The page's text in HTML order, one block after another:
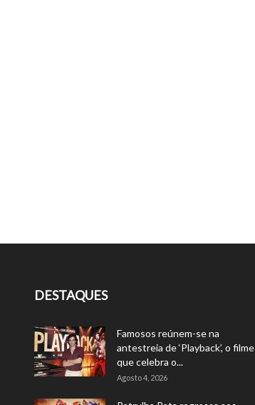
DESTAQUES
Famosos reúnem-se na
antestreia de ‘Playback’, o filme
que celebra o...
Agosto 4, 2026